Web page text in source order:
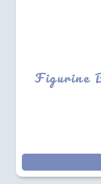
Figurine